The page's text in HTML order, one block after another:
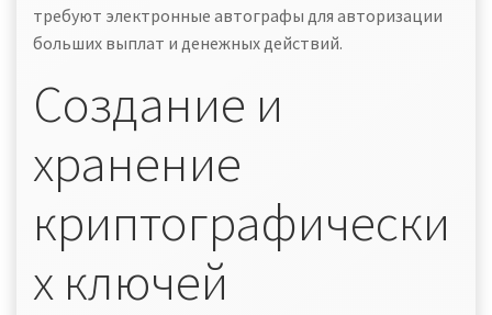
требуют электронные автографы для авторизации
больших выплат и денежных действий.
Создание и
хранение
криптографически
х ключей